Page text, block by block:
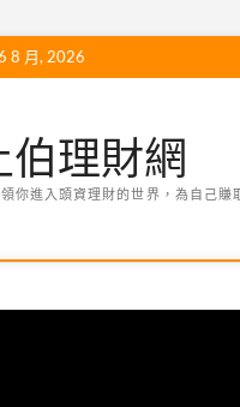
8 月, 2026
伯理財網
你進入頭資理財的世界，為自己賺